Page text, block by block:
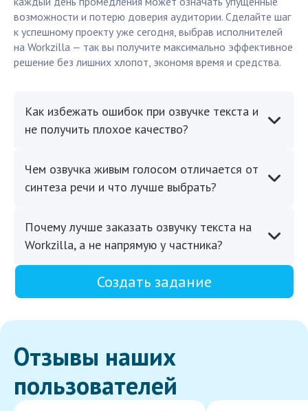
возможности и потерю доверия аудитории. Сделайте шаг
к успешному проекту уже сегодня, выбрав исполнителей
на Workzilla — так вы получите максимально эффективное
решение без лишних хлопот, экономя время и средства.
Как избежать ошибок при озвучке текста и
не получить плохое качество?
Чем озвучка живым голосом отличается от
синтеза речи и что лучше выбрать?
Почему лучше заказать озвучку текста на
Workzilla, а не напрямую у частника?
Создать задание
Отзывы наших
пользователей